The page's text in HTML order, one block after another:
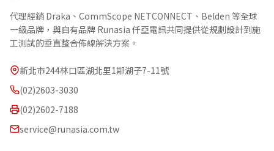
代理經銷 Draka、CommScope NETCONNECT、Belden 等全球
一級品牌，與自有品牌 Runasia 仟亞電訊共同提供從規劃設計到施
工測試的垂直整合佈線解決方案。
新北市244林口區湖北里1鄰湖子7-11號
(02)2603-3030
(02)2602-7188
service@runasia.com.tw